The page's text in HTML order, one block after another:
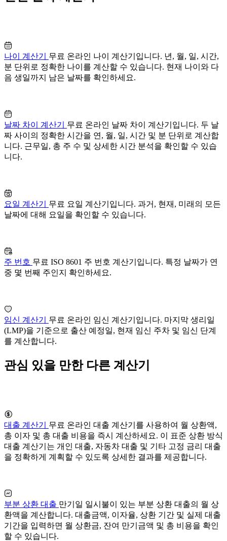
나이 계산기 무료 온라인 나이 계산기입니다. 년, 월, 일, 시간,
분 단위로 정확한 나이를 계산할 수 있습니다. 현재 나이와 다
음 생일까지 남은 날짜를 확인하세요.
날짜 차이 계산기 무료 온라인 날짜 차이 계산기입니다. 두 날
짜 사이의 정확한 시간을 연, 월, 일, 시간 및 분 단위로 계산합
니다. 근무일, 총 주 수 및 상세한 시간 분석을 확인할 수 있습
니다.
요일 계산기 무료 요일 계산기입니다. 과거, 현재, 미래의 모든
날짜에 대해 요일을 확인할 수 있습니다.
주 번호 무료 ISO 8601 주 번호 계산기입니다. 특정 날짜가 연
중 몇 번째 주인지 확인하세요.
임신 계산기 무료 온라인 임신 계산기입니다. 마지막 생리일
(LMP)을 기준으로 출산 예정일, 현재 임신 주차 및 임신 단계
를 계산합니다.
관심 있을 만한 다른 계산기
대출 계산기 무료 온라인 대출 계산기를 사용하여 월 상환액,
총 이자 및 총 대출 비용을 즉시 계산하세요. 이 표준 상환 방식
대출 계산기는 개인 대출, 자동차 대출 및 기타 고정 금리 대출
을 정확하게 계획할 수 있도록 상세한 결과를 제공합니다.
부분 상환 대출 만기일 일시불이 있는 부분 상환 대출의 월 상
환액을 계산합니다. 대출금액, 이자율, 상환 기간 및 실제 대출
기간을 입력하면 월 상환금, 잔여 만기금액 및 총 비용을 확인
할 수 있습니다.